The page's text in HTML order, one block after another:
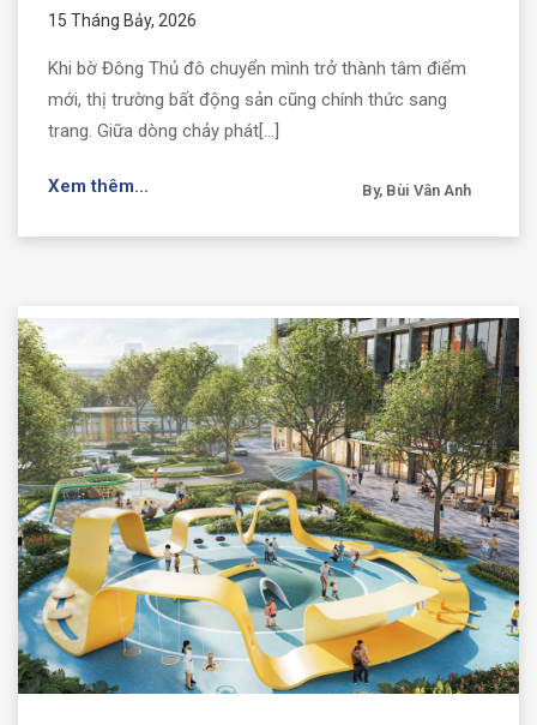
15 Tháng Bảy, 2026
Khi bờ Đông Thủ đô chuyển mình trở thành tâm điểm
mới, thị trường bất động sản cũng chính thức sang
trang. Giữa dòng chảy phát[...]
Xem thêm... By, Bùi Vân Anh